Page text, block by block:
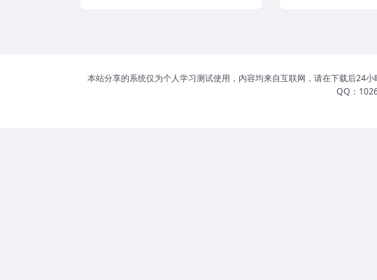
本站分享的系统仅为个人学习测试使用，内容均来自互联网，请在下载后24
QQ：